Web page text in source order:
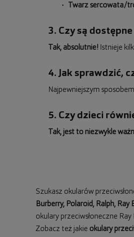
Twarz sercowata/
3. Czy są
Tak, absolutnie! Istnieje
4. Jak sprawdzić,
Najpewniejszym
5. Czy dzieci
Tak, jest to niezwykle
Szukasz okularów
Burberry, Polaroid, Ralph, Ray
okulary przeciwsłoneczne Ray
Zobacz też jakie okulary